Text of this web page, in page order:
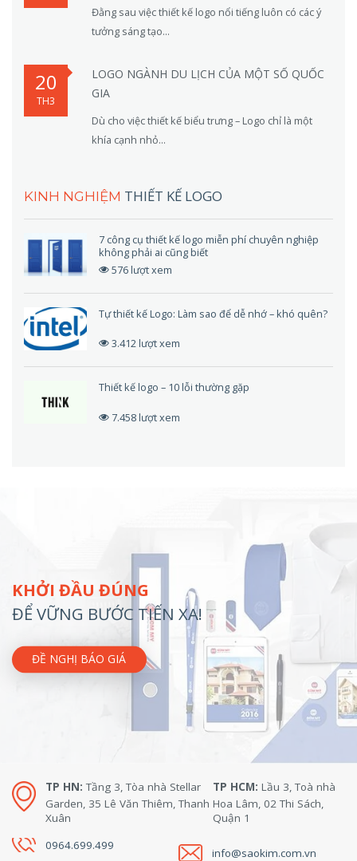
Đằng sau việc thiết kế logo nổi tiếng luôn có các ý
tưởng sáng tạo...
20
TH3
LOGO NGÀNH DU LỊCH CỦA MỘT SỐ QUỐC
GIA
Dù cho việc thiết kế biểu trưng – Logo chỉ là một
khía cạnh nhỏ...
KINH NGHIỆM THIẾT KẾ LOGO
7 công cụ thiết kế logo miễn phí chuyên nghiệp
không phải ai cũng biết
576 lượt xem
Tự thiết kế Logo: Làm sao để dễ nhớ – khó quên?
3.412 lượt xem
Thiết kế logo – 10 lỗi thường gặp
7.458 lượt xem
KHỞI ĐẦU ĐÚNG
ĐỂ VỮNG BƯỚC TIẾN XA!
ĐỀ NGHỊ BÁO GIÁ
TP HN: Tầng 3, Tòa nhà Stellar
Garden, 35 Lê Văn Thiêm, Thanh
Xuân
TP HCM: Lầu 3, Toà nhà
Hoa Lâm, 02 Thi Sách,
Quận 1
0964.699.499
info@saokim.com.vn